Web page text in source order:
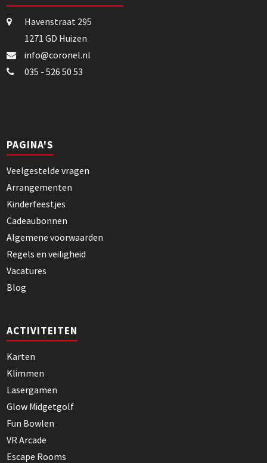
Havenstraat 295
1271 GD Huizen
info@coronel.nl
035 - 526 50 53
PAGINA'S
Veelgestelde vragen
Arrangementen
Kinderfeestjes
Cadeaubonnen
Algemene voorwaarden
Regels en veiligheid
Vacatures
Blog
ACTIVITEITEN
Karten
Klimmen
Lasergamen
Glow Midgetgolf
Fun Bowlen
VR Arcade
Escape Rooms